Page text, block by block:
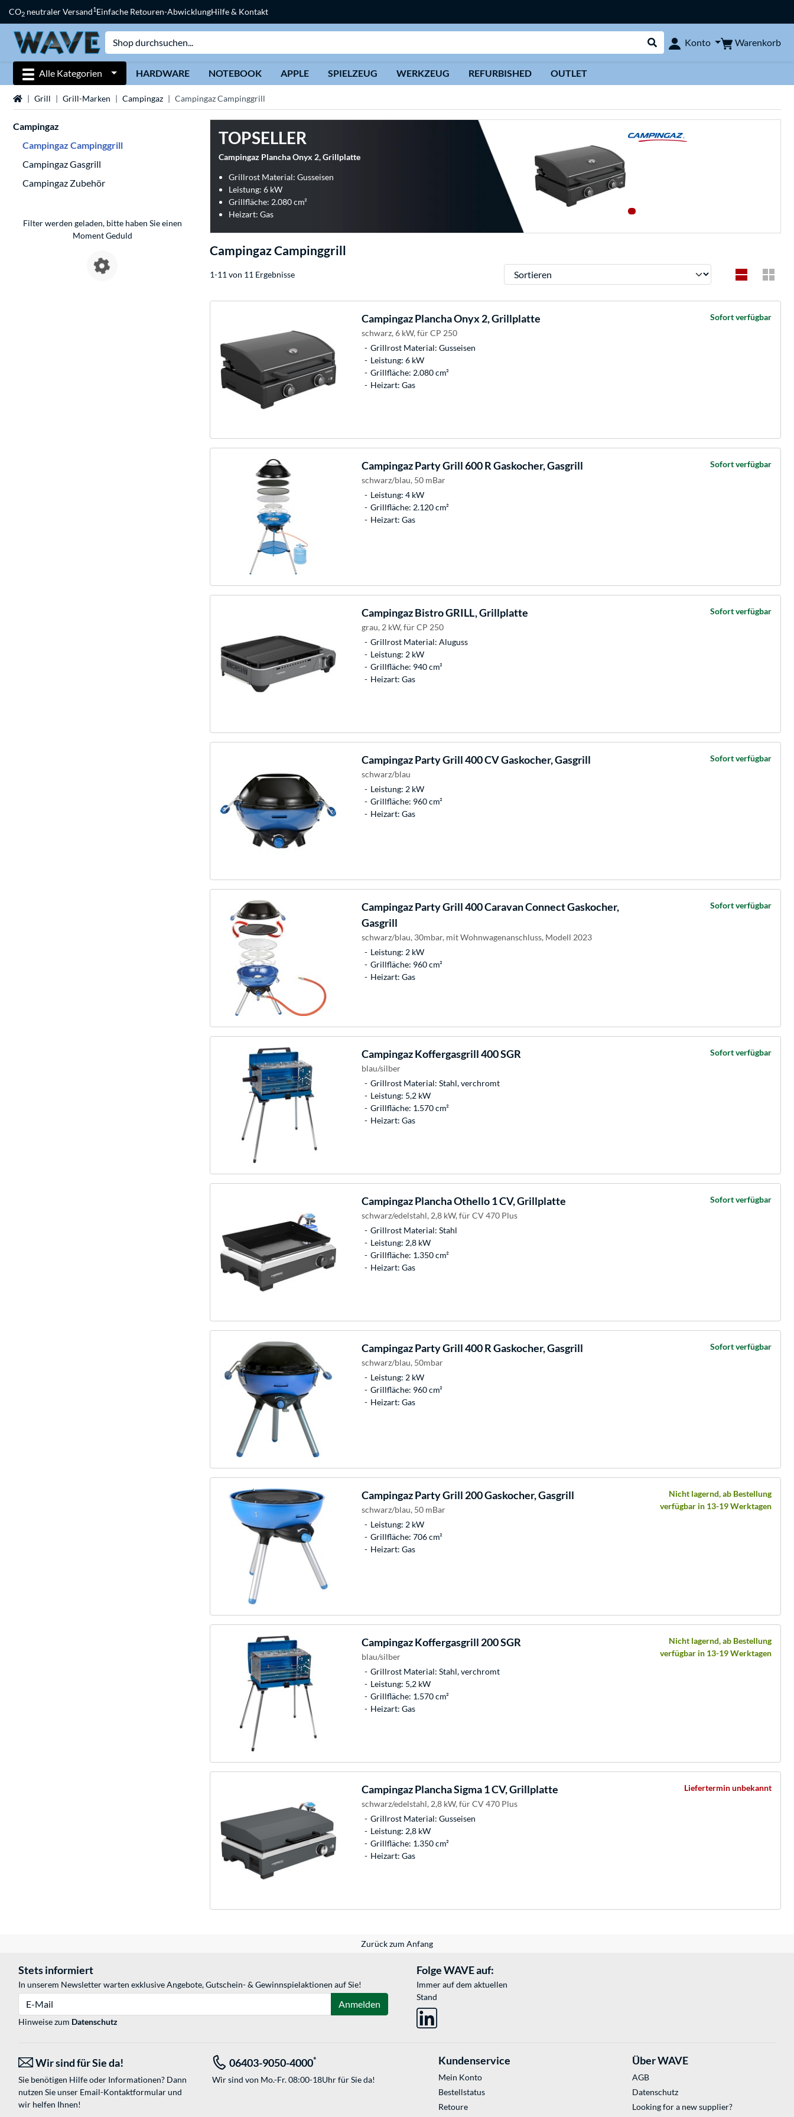
CO2 neutraler Versand1Einfache Retouren-AbwicklungHilfe & Kontakt
Suche durchführen
Konto Warenkorb
Alle Kategorien HARDWARE NOTEBOOK APPLE SPIELZEUG WERKZEUG REFURBISHED OUTLET
Startseite
Grill Grill-Marken Campingaz Campingaz Campinggrill
Campingaz
Campingaz Campinggrill
Campingaz Gasgrill
Campingaz Zubehör
Filter werden geladen, bitte haben Sie einen
Moment Geduld
TOPSELLER
Campingaz Plancha Onyx 2, Grillplatte
Grillrost Material: Gusseisen
Leistung: 6 kW
Grillfläche: 2.080 cm²
Heizart: Gas
Campingaz Campinggrill
1-11 von 11 Ergebnisse Sortieren
CampingazPlancha Onyx 2, Grillplatte
schwarz, 6 kW, für CP 250
Grillrost Material: Gusseisen
Leistung: 6 kW
Grillfläche: 2.080 cm²
Heizart: Gas
Sofort verfügbar
CampingazParty Grill 600 R Gaskocher, Gasgrill
schwarz/blau, 50 mBar
Leistung: 4 kW
Grillfläche: 2.120 cm²
Heizart: Gas
Sofort verfügbar
CampingazBistro GRILL, Grillplatte
grau, 2 kW, für CP 250
Grillrost Material: Aluguss
Leistung: 2 kW
Grillfläche: 940 cm²
Heizart: Gas
Sofort verfügbar
CampingazParty Grill 400 CV Gaskocher, Gasgrill
schwarz/blau
Leistung: 2 kW
Grillfläche: 960 cm²
Heizart: Gas
Sofort verfügbar
CampingazParty Grill 400 Caravan Connect Gaskocher,
Gasgrill
schwarz/blau, 30mbar, mit Wohnwagenanschluss, Modell 2023
Leistung: 2 kW
Grillfläche: 960 cm²
Heizart: Gas
Sofort verfügbar
CampingazKoffergasgrill 400 SGR
blau/silber
Grillrost Material: Stahl, verchromt
Leistung: 5,2 kW
Grillfläche: 1.570 cm²
Heizart: Gas
Sofort verfügbar
CampingazPlancha Othello 1 CV, Grillplatte
schwarz/edelstahl, 2,8 kW, für CV 470 Plus
Grillrost Material: Stahl
Leistung: 2,8 kW
Grillfläche: 1.350 cm²
Heizart: Gas
Sofort verfügbar
CampingazParty Grill 400 R Gaskocher, Gasgrill
schwarz/blau, 50mbar
Leistung: 2 kW
Grillfläche: 960 cm²
Heizart: Gas
Sofort verfügbar
CampingazParty Grill 200 Gaskocher, Gasgrill
schwarz/blau, 50 mBar
Leistung: 2 kW
Grillfläche: 706 cm²
Heizart: Gas
Nicht lagernd, ab Bestellung
verfügbar in 13-19 Werktagen
CampingazKoffergasgrill 200 SGR
blau/silber
Grillrost Material: Stahl, verchromt
Leistung: 5,2 kW
Grillfläche: 1.570 cm²
Heizart: Gas
Nicht lagernd, ab Bestellung
verfügbar in 13-19 Werktagen
CampingazPlancha Sigma 1 CV, Grillplatte
schwarz/edelstahl, 2,8 kW, für CV 470 Plus
Grillrost Material: Gusseisen
Leistung: 2,8 kW
Grillfläche: 1.350 cm²
Heizart: Gas
Liefertermin unbekannt
Zurück zum Anfang
Stets informiert
In unserem Newsletter warten exklusive Angebote, Gutschein- & Gewinnspielaktionen auf Sie!
Anmelden
Hinweise zum Datenschutz
Folge WAVE auf:
Immer auf dem aktuellen
Stand
Wir sind für Sie da!
Sie benötigen Hilfe oder Informationen? Dann
nutzen Sie unser Email-Kontaktformularund
wir helfen Ihnen!
06403-9050-4000*
Wir sind von Mo.-Fr. 08:00-18Uhr für Sie da!
Kundenservice
Mein Konto
Bestellstatus
Retoure
Über WAVE
AGB
Datenschutz
Looking for a new supplier?